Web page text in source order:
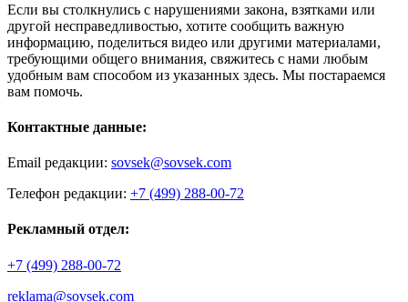
Если вы столкнулись с нарушениями закона, взятками или
другой несправедливостью, хотите сообщить важную
информацию, поделиться видео или другими материалами,
требующими общего внимания, свяжитесь с нами любым
удобным вам способом из указанных здесь. Мы постараемся
вам помочь.
Контактные данные:
Email редакции: sovsek@sovsek.com
Телефон редакции: +7 (499) 288-00-72
Рекламный отдел:
+7 (499) 288-00-72
reklama@sovsek.com